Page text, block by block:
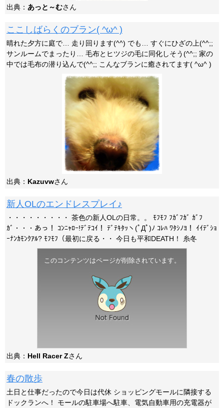
出典： あっと～むさん
ここしばらくのブラン( ^ω^ )
晴れた夕方に庭で… 走り回ります(^^) でも… すぐにひざの上(^^;;
サンルームでまったり… 毛布とヒツジの毛に同化しそう(^^;; 家の
中では毛布の潜り込んで(^^;; こんなブランに癒されてます( ^ω^ )
出典： Kazuvwさん
新人OLのエンドレスプレイ♪
・・・・・・・・・ 茶色の新人OLの日常。。 ﾓﾌﾓﾌ ﾌｶﾞﾌｶﾞ ｶﾞﾌ
ｶﾞ・・・あっ！ ｺﾝﾆｬﾛｰ!ﾃﾞﾃｺｲ！ ﾃﾞﾃｷﾀｯヽ(ﾟДﾟ)ﾉ ｺﾚﾊ ﾜﾀｼﾉﾖ！ ｲｲﾃﾞｼｮ
ｰﾅﾝｶﾓﾝｸｱﾙ? ﾓﾌﾓﾌ（最初に戻る・・ 今日も平和DEATH！ 糸冬
このコンテンツはページが削除されています。
出典： Hell Racer Zさん
春の散歩
土日と仕事だったので今日は代休 ショッピングモールに隣接する
ドックランへ！ モールの駐車場へ駐車、電気自動車用の充電器が